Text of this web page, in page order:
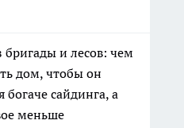
бригады и лесов: чем
дом, чтобы он
богаче сайдинга, а
меньше